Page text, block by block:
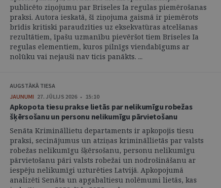
publicēto ziņojumu par Briseles Ia regulas piemērošanas
praksi. Autora ieskatā, šī ziņojuma gaismā ir piemērots
brīdis kritiski paraudzīties uz eksekvatūras atcelšanas
rezultātiem, īpašu uzmanību pievēršot tiem Briseles Ia
regulas elementiem, kuros pilnīgs viendabīgums ar
nolūku vai nejauši nav ticis panākts. ...
AUGSTĀKĀ TIESA
JAUNUMI 27. JŪLIJS 2026 • 15:10
Apkopota tiesu prakse lietās par nelikumīgu robežas
šķērsošanu un personu nelikumīgu pārvietošanu
Senāta Krimināllietu departaments ir apkopojis tiesu
praksi, secinājumus un atziņas krimināllietās par valsts
robežas nelikumīgu šķērsošanu, personu nelikumīgu
pārvietošanu pāri valsts robežai un nodrošināšanu ar
iespēju nelikumīgi uzturēties Latvijā. Apkopojumā
analizēti Senāta un apgabaltiesu nolēmumi lietās, kas